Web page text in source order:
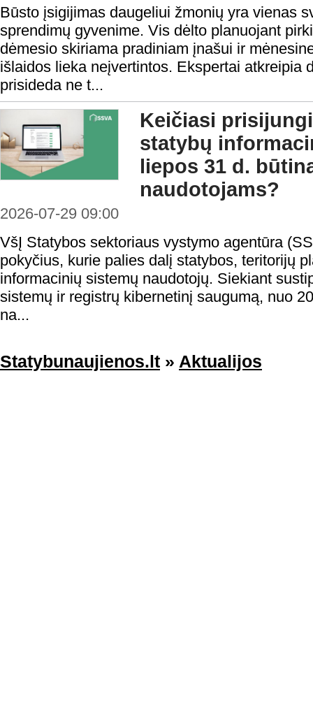
Būsto įsigijimas daugeliui žmonių yra vienas
sprendimų gyvenime. Vis dėlto planuojant
dėmesio skiriama pradiniam įnašui ir
išlaidos lieka neįvertintos. Ekspertai atkreipia
prisideda ne t...
Keičiasi
statybų
liepos 31 d.
naudotojams?
2026-07-29 09:00
VšĮ Statybos sektoriaus vystymo agentūra
pokyčius, kurie palies dalį statybos, teritorijų
informacinių sistemų naudotojų. Siekiant
sistemų ir registrų kibernetinį saugumą, nuo
na...
Statybunaujienos.lt » Aktualijos